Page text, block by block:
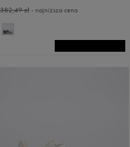
382,49 zł- najniższa cena